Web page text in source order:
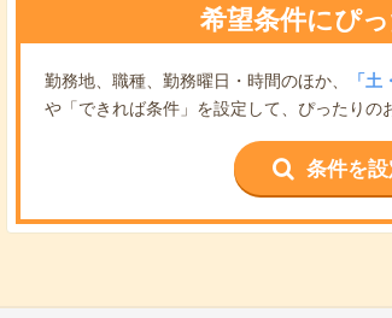
希望条件にぴ
勤務地、職種、勤務曜日・時間のほか、 「
や「できれば条件」を設定して、ぴったりの
条件を